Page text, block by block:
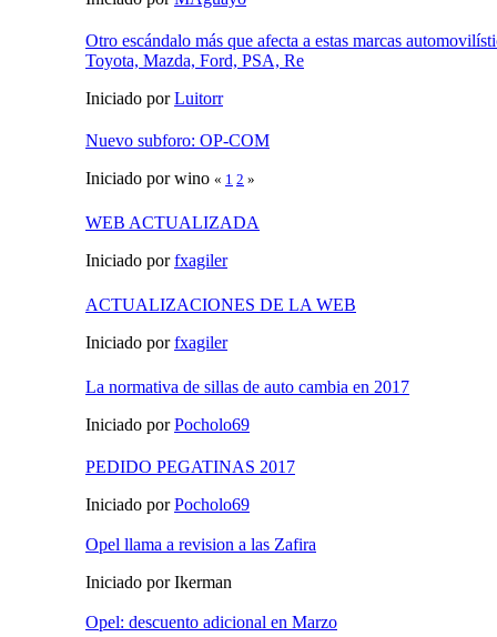
Otro escándalo más que afecta a estas marcas
Toyota, Mazda, Ford, PSA, Re
Iniciado porLuitorr
Nuevo subforo: OP-COM
Iniciado por wino « 1 2 »
WEB ACTUALIZADA
Iniciado porfxagiler
ACTUALIZACIONES DE LA WEB
Iniciado porfxagiler
La normativa de sillas de auto cambia en 2017
Iniciado porPocholo69
PEDIDO PEGATINAS 2017
Iniciado porPocholo69
Opel llama a revision a las Zafira
Iniciado por Ikerman
Opel: descuento adicional en Marzo